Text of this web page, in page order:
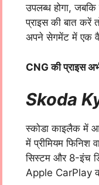
उपलब्ध होगा,
प्राइस की बात करें
अपने सेगमेंट में एक
CNG की प्राइस
Skoda
स्कोडा काइलैक में
में प्रीमियम फिनिश
सिस्टम और 8-इंच
Apple CarPlay